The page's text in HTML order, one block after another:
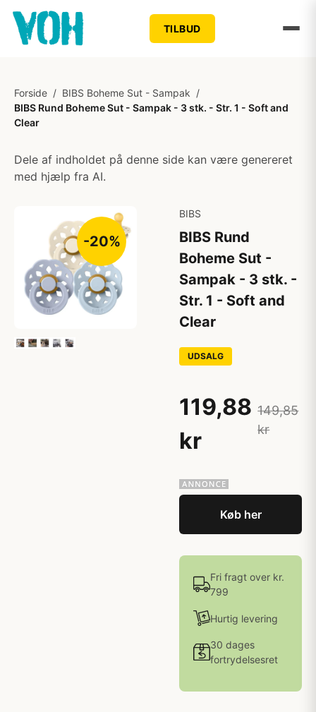
TILBUD
Forside / BIBS Boheme Sut - Sampak /
BIBS Rund Boheme Sut - Sampak - 3 stk. - Str. 1 - Soft and
Clear
Dele af indholdet på denne side kan være genereret
med hjælp fra AI.
-20%
BIBS
BIBS Rund
Boheme Sut -
Sampak - 3 stk. -
Str. 1 - Soft and
Clear
UDSALG
119,88
kr
149,85
kr
Køb her
Fri fragt over kr.
799
Hurtig levering
30 dages
fortrydelsesret